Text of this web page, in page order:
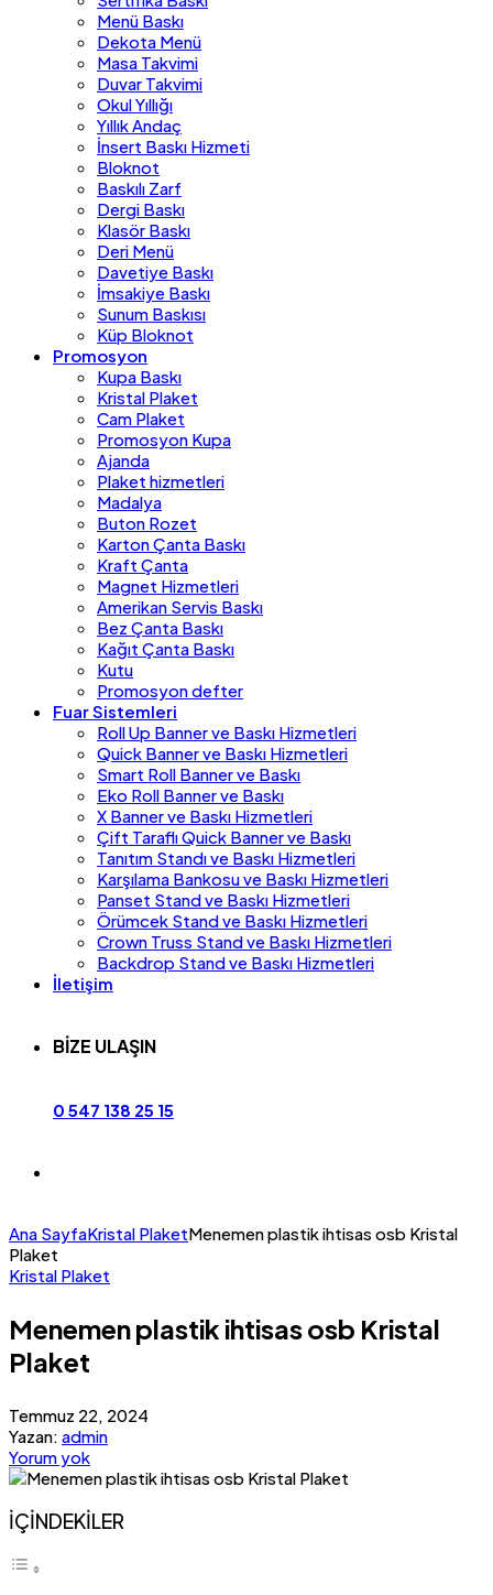
Menü Baskı
Dekota Menü
Masa Takvimi
Duvar Takvimi
Okul Yıllığı
Yıllık Andaç
İnsert Baskı Hizmeti
Bloknot
Baskılı Zarf
Dergi Baskı
Klasör Baskı
Deri Menü
Davetiye Baskı
İmsakiye Baskı
Sunum Baskısı
Küp Bloknot
Promosyon
Kupa Baskı
Kristal Plaket
Cam Plaket
Promosyon Kupa
Ajanda
Plaket hizmetleri
Madalya
Buton Rozet
Karton Çanta Baskı
Kraft Çanta
Magnet Hizmetleri
Amerikan Servis Baskı
Bez Çanta Baskı
Kağıt Çanta Baskı
Kutu
Promosyon defter
Fuar Sistemleri
Roll Up Banner ve Baskı Hizmetleri
Quick Banner ve Baskı Hizmetleri
Smart Roll Banner ve Baskı
Eko Roll Banner ve Baskı
X Banner ve Baskı Hizmetleri
Çift Taraflı Quick Banner ve Baskı
Tanıtım Standı ve Baskı Hizmetleri
Karşılama Bankosu ve Baskı Hizmetleri
Panset Stand ve Baskı Hizmetleri
Örümcek Stand ve Baskı Hizmetleri
Crown Truss Stand ve Baskı Hizmetleri
Backdrop Stand ve Baskı Hizmetleri
İletişim
BİZE ULAŞIN
0 547 138 25 15
Ana SayfaKristal PlaketMenemen plastik ihtisas osb Kristal
Plaket
Kristal Plaket
Menemen plastik ihtisas osb Kristal
Plaket
Temmuz 22, 2024
Yazan: admin
Yorum yok
İÇİNDEKİLER